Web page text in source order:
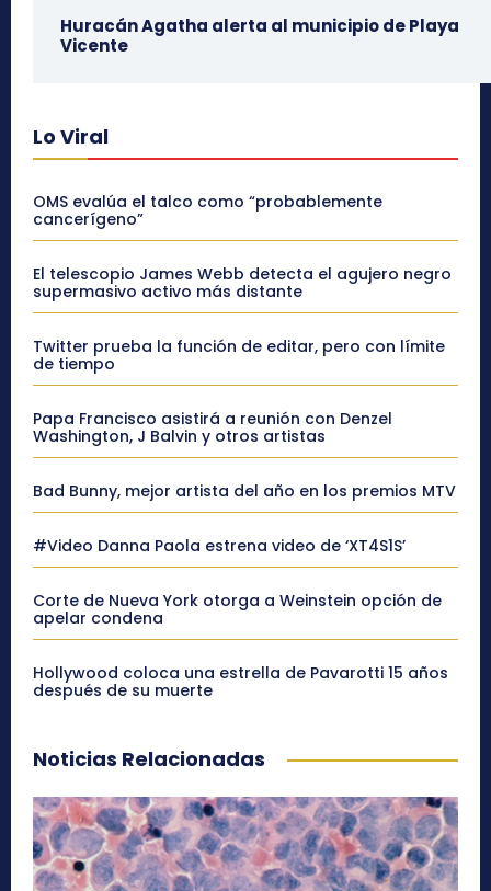
Huracán Agatha alerta al municipio de Playa
Vicente
Lo Viral
OMS evalúa el talco como “probablemente
cancerígeno”
El telescopio James Webb detecta el agujero negro
supermasivo activo más distante
Twitter prueba la función de editar, pero con límite
de tiempo
Papa Francisco asistirá a reunión con Denzel
Washington, J Balvin y otros artistas
Bad Bunny, mejor artista del año en los premios MTV
#Video Danna Paola estrena video de ‘XT4S1S’
Corte de Nueva York otorga a Weinstein opción de
apelar condena
Hollywood coloca una estrella de Pavarotti 15 años
después de su muerte
Noticias Relacionadas